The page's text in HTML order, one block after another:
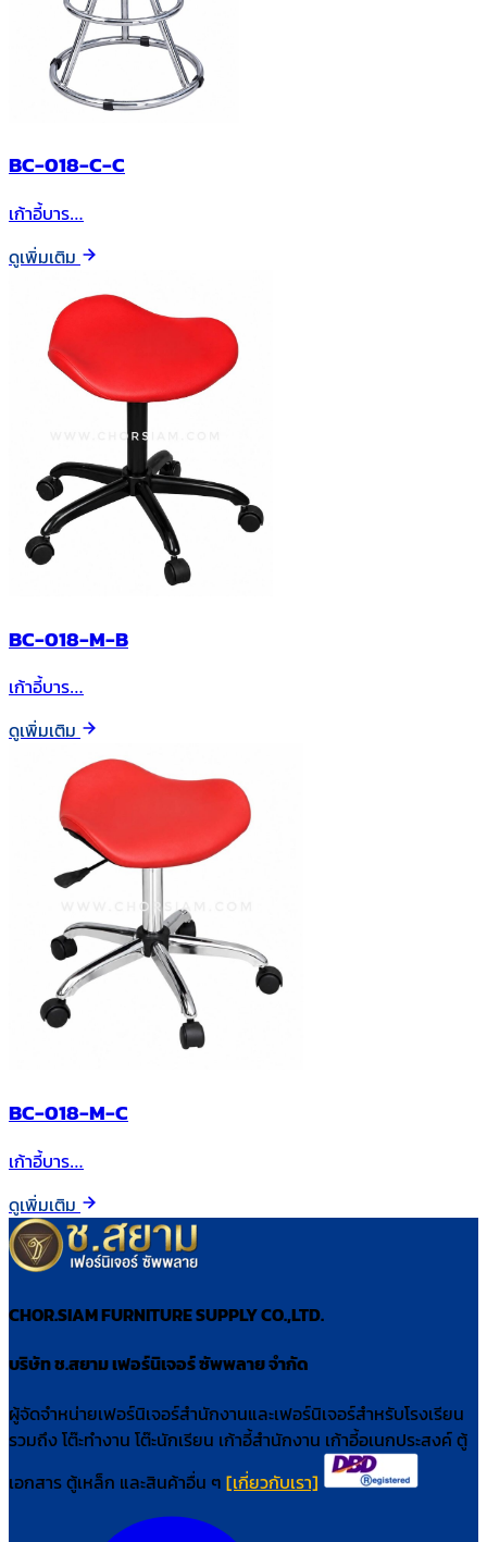
BC-018-C-C
เก้าอี้บาร…
ดูเพิ่มเติม
BC-018-M-B
เก้าอี้บาร…
ดูเพิ่มเติม
BC-018-M-C
เก้าอี้บาร…
ดูเพิ่มเติม
CHOR.SIAM FURNITURE SUPPLY CO.,LTD.
บริษัท ช.สยาม เฟอร์นิเจอร์ ซัพพลาย จำกัด
ผู้จัดจำหน่ายเฟอร์นิเจอร์สำนักงานและเฟอร์นิเจอร์สำหรับโรงเรียน
รวมถึง โต๊ะทำงาน โต๊ะนักเรียน เก้าอี้สำนักงาน เก้าอี้อเนกประสงค์ ตู้
เอกสาร ตู้เหล็ก และสินค้าอื่น ๆ [เกี่ยวกับเรา]